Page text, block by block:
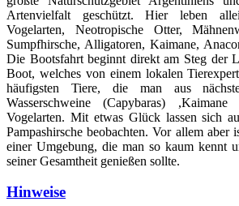
Artenvielfalt geschützt. Hier leben
Vogelarten, Neotropische Otter,
Sumpfhirsche, Alligatoren, Kaimane,
Die Bootsfahrt beginnt direkt am Steg der
Boot, welches von einem lokalen
häufigsten Tiere, die man aus
Wasserschweine (Capybaras)
Vogelarten. Mit etwas Glück lassen sich
Pampashirsche beobachten. Vor allem aber
einer Umgebung, die man so kaum kennt
seiner Gesamtheit genießen sollte.
Hinweise